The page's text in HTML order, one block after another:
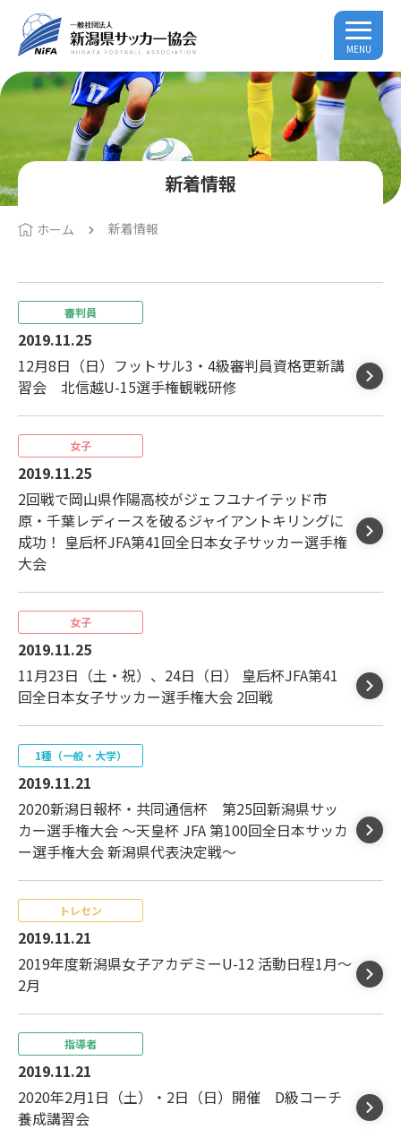
MENU
新着情報
ホーム 新着情報
審判員
2019.11.25
12月8日（日）フットサル3・4級審判員資格更新講
習会 北信越U-15選手権観戦研修
女子
2019.11.25
2回戦で岡山県作陽高校がジェフユナイテッド市
原・千葉レディースを破るジャイアントキリングに
成功！ 皇后杯JFA第41回全日本女子サッカー選手権
大会
女子
2019.11.25
11月23日（土・祝）、24日（日） 皇后杯JFA第41
回全日本女子サッカー選手権大会 2回戦
1種（一般・大学）
2019.11.21
2020新潟日報杯・共同通信杯 第25回新潟県サッ
カー選手権大会 ～天皇杯 JFA 第100回全日本サッカ
ー選手権大会 新潟県代表決定戦～
トレセン
2019.11.21
2019年度新潟県女子アカデミーU-12 活動日程1月～
2月
指導者
2019.11.21
2020年2月1日（土）・2日（日）開催 D級コーチ
養成講習会